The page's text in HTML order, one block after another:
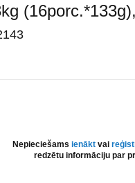
Nepieciešamsienākt vai
redzētu informāciju par